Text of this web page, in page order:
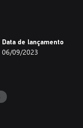
com 3 caminhos de
e 2 habilidades
funciona mesmo
Data de lançamento
06/09/2023